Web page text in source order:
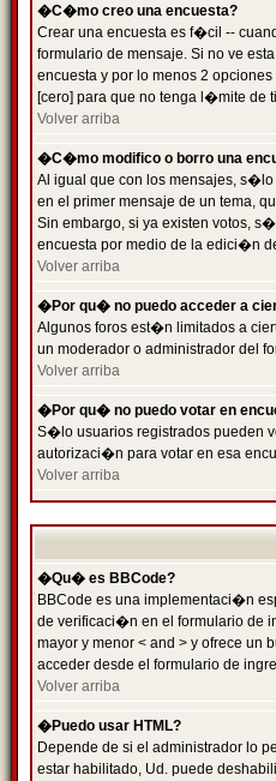
�C�mo creo una encuesta?
Crear una encuesta es f�cil --
formulario de mensaje. Si no ve
encuesta y por lo menos 2
[cero] para que no tenga l�mite de
Volver arriba
�C�mo modifico o borro una
Al igual que con los mensajes,
en el primer mensaje de un tema,
Sin embargo, si ya existen votos,
encuesta por medio de la edici�n
Volver arriba
�Por qu� no puedo acceder a
Algunos foros est�n limitados a
un moderador o administrador del
Volver arriba
�Por qu� no puedo votar en
S�lo usuarios registrados pueden
autorizaci�n para votar en esa
Volver arriba
�Qu� es BBCode?
BBCode es una implementaci�n
de verificaci�n en el formulario de
mayor y menor < and > y ofrece
acceder desde el formulario de
Volver arriba
�Puedo usar HTML?
Depende de si el administrador lo
estar habilitado, Ud. puede